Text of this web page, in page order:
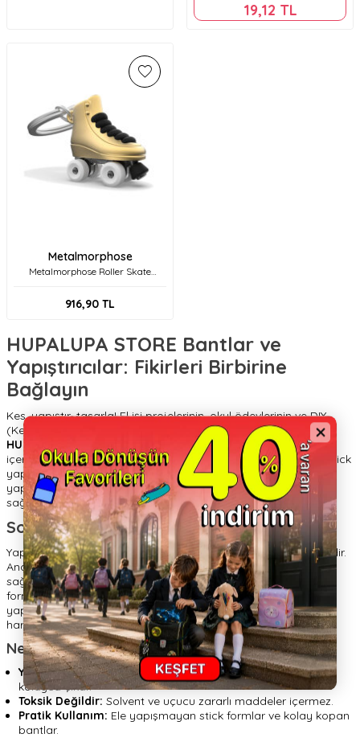
19,12 TL
Metalmorphose
Metalmorphose Roller Skate
916,90 TL
HUPALUPA STORE Bantlar ve
Yapıştırıcılar: Fikirleri Birbirine
Bağlayın
Kes, yapıştır, tasarla! El işi projelerinin, okul ödevlerinin ve DIY
(Kendin Yap) aktivitelerinin gizli kahramanları buradadır.
HUPALUPA STORE
, çocukların güvenle kullanabileceği, solvent
içermeyen ve kokusuzyapıştırıcı ve bant çeşitlerini
sunar. Stick
yapıştırıcılardan renkli desenli bantlara (washi tape), simli
yapıştırıcılardan okul tutkallarına kadar yaratıcılığı
sağlamlaştıran her şey elinizin altında.
Solventsiz Güven, Güçlü Tutuş
Yapıştırma işlemi, ince motor becerileri için harika bir egzersizdir.
Ancak güvenlik her şeyden önce gelir. Ürünlerimiz, çocuk
sağlığına uygun, ciltten ve kıyafettenkolayca yıkanabilen
formüllere sahiptir. Renkli ve desenli bantlar ise sadece
yapıştırmak için değil, defterleri ve eşyaları süslemek için de
harika birer araçtır.
Neden Ürünlerimizi Seçmelisiniz?
Yıkanabilir Formül:Yapıştırıcı kıyafete bulaşsa bile ılık suyla
kolayca çıkar.
Toksik Değildir: Solvent ve uçucu zararlı maddeler içermez.
Pratik Kullanım: Ele yapışmayan stick formlar ve kolay kopan
bantlar.